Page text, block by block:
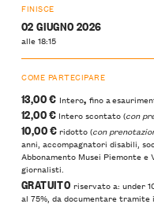
FINISCE
02 GIUGNO 2026
alle 18:15
COME PARTECIPARE
13,00 € Intero, fino a
12,00 € Intero scontato (con
10,00 €ridotto (con
anni, accompagnatori disabili,
Abbonamento Musei Piemonte e
giornalisti.
GRATUITO riservato a: under
al 75%, da documentare tramite